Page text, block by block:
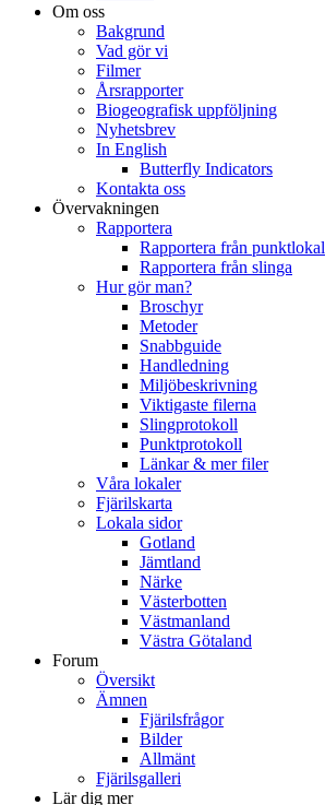
Om oss
Bakgrund
Vad gör vi
Filmer
Årsrapporter
Biogeografisk uppföljning
Nyhetsbrev
In English
Butterfly Indicators
Kontakta oss
Övervakningen
Rapportera
Rapportera från punktlokal
Rapportera från slinga
Hur gör man?
Broschyr
Metoder
Snabbguide
Handledning
Miljöbeskrivning
Viktigaste filerna
Slingprotokoll
Punktprotokoll
Länkar & mer filer
Våra lokaler
Fjärilskarta
Lokala sidor
Gotland
Jämtland
Närke
Västerbotten
Västmanland
Västra Götaland
Forum
Översikt
Ämnen
Fjärilsfrågor
Bilder
Allmänt
Fjärilsgalleri
Lär dig mer